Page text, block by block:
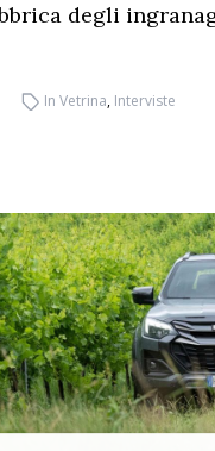
degli
In Vetrina, Interviste